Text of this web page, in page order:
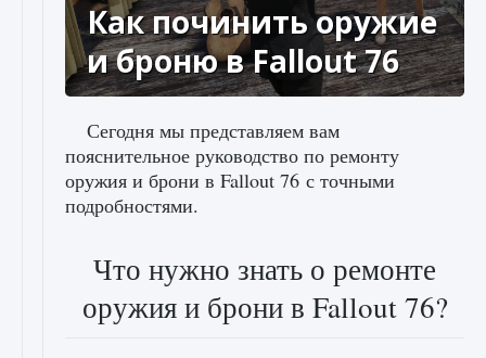
Как починить оружие
и броню в Fallout 76
Сегодня мы представляем вам
пояснительное руководство по ремонту
оружия и брони в Fallout 76 с точными
подробностями.
Что нужно знать о ремонте
оружия и брони в Fallout 76?